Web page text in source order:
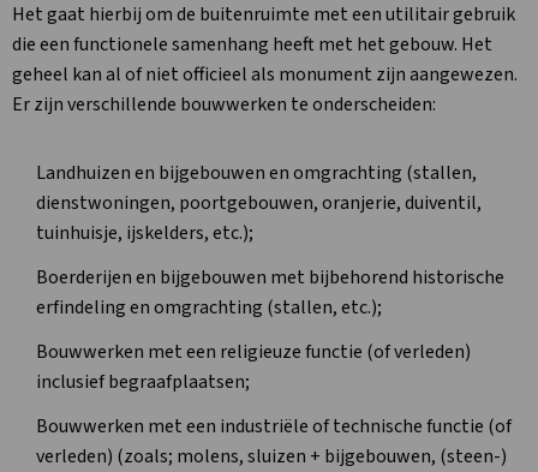
Het gaat hierbij om de buitenruimte met een utilitair gebruik
die een functionele samenhang heeft met het gebouw. Het
geheel kan al of niet officieel als monument zijn aangewezen.
Er zijn verschillende bouwwerken te onderscheiden:
Landhuizen en bijgebouwen en omgrachting (stallen,
dienstwoningen, poortgebouwen, oranjerie, duiventil,
tuinhuisje, ijskelders, etc.);
Boerderijen en bijgebouwen met bijbehorend historische
erfindeling en omgrachting (stallen, etc.);
Bouwwerken met een religieuze functie (of verleden)
inclusief begraafplaatsen;
Bouwwerken met een industriële of technische functie (of
verleden) (zoals; molens, sluizen + bijgebouwen, (steen-)